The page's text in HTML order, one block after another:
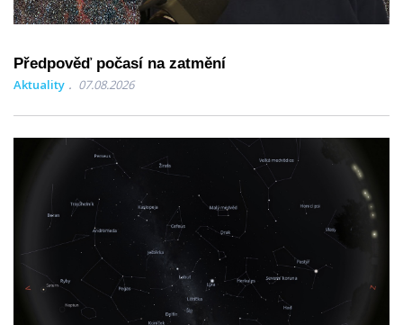
Předpověď počasí na zatmění
Aktuality 07.08.2026